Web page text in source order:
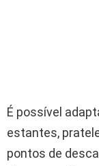
É possível
estantes,
pontos de